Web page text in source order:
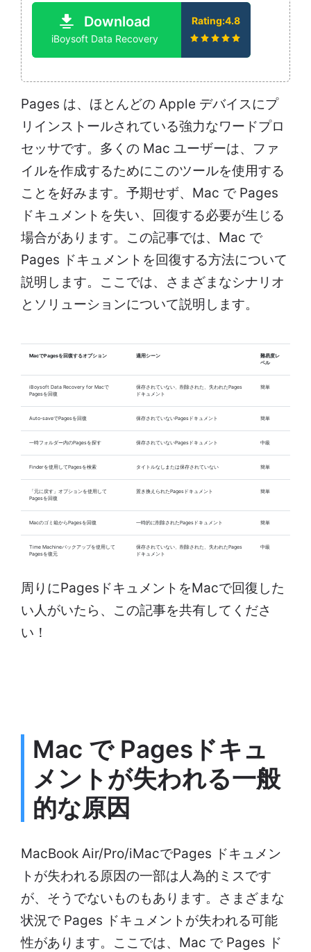
Download
iBoysoft Data Recovery
Rating:4.8
Pages は、ほとんどの Apple デバイスにプ
リインストールされている強力なワードプロ
セッサです。多くの Mac ユーザーは、ファ
イルを作成するためにこのツールを使用する
ことを好みます。予期せず、Mac で Pages
ドキュメントを失い、回復する必要が生じる
場合があります。この記事では、Mac で
Pages ドキュメントを回復する方法について
説明します。ここでは、さまざまなシナリオ
とソリューションについて説明します。
MacでPagesを回復するオプション 適用シーン
難易度レ
ベル
iBoysoft Data Recovery for Macで
Pagesを回復
保存されていない、削除された、失われたPages
ドキュメント
簡単
Auto-saveでPagesを回復 保存されていないPagesドキュメント 簡単
一時フォルダー内のPagesを探す 保存されていないPagesドキュメント 中級
Finderを使用してPagesを検索 タイトルなしまたは保存されていない 簡単
「元に戻す」オプションを使用して
Pagesを回復
置き換えられたPagesドキュメント 簡単
Macのゴミ箱からPagesを回復 一時的に削除されたPagesドキュメント 簡単
Time Machineバックアップを使用して
Pagesを復元
保存されていない、削除された、失われたPages
ドキュメント
中級
周りにPagesドキュメントをMacで回復した
い人がいたら、この記事を共有してくださ
い！
Mac で Pagesドキュ
メントが失われる一般
的な原因
MacBook Air/Pro/iMacでPages ドキュメン
トが失われる原因の一部は人為的ミスです
が、そうでないものもあります。さまざまな
状況で Pages ドキュメントが失われる可能
性があります。ここでは、Mac で Pages ド